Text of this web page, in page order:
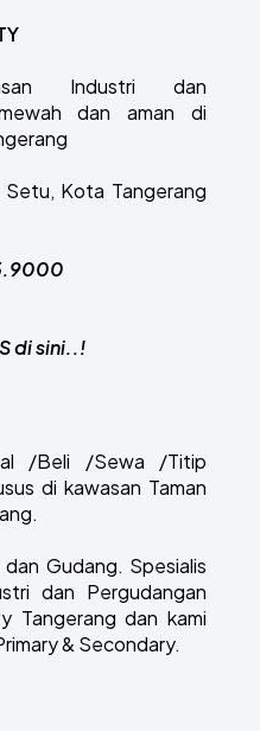
Industri dan
dan aman di
Kota Tangerang
di sini..!
/Beli /Sewa /Titip
di kawasan Taman
Gudang. Spesialis
dan Pergudangan
Tangerang dan kami
& Secondary.